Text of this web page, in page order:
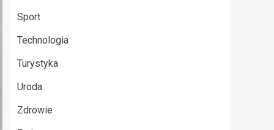
Sport
Technologia
Turystyka
Uroda
Zdrowie